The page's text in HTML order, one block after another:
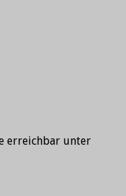
erreichbar unter